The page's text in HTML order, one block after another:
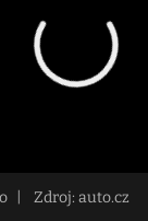
Zdroj: auto.cz